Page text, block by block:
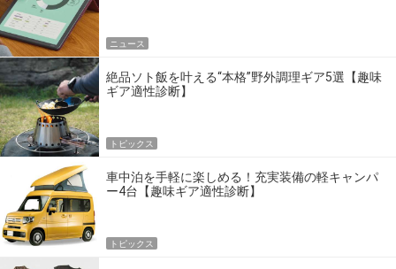
ニュース
絶品ソト飯を叶える“本格”野外調理ギア5選【趣味
ギア適性診断】
トピックス
車中泊を手軽に楽しめる！充実装備の軽キャンパ
ー4台【趣味ギア適性診断】
トピックス